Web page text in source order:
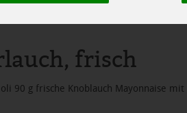
frisch
90 g frische Knoblauch Mayonnaise mit